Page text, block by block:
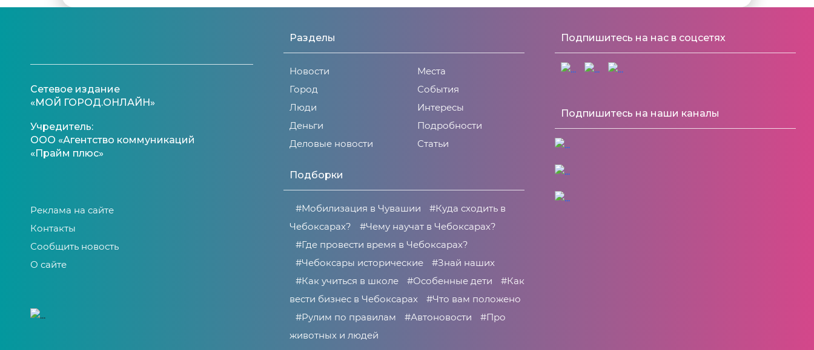
Сетевое издание
«МОЙ ГОРОД.ОНЛАЙН»
Учредитель:
ООО «Агентство коммуникаций
«Прайм плюс»
Реклама на сайте
Контакты
Сообщить новость
О сайте
Разделы
Новости
Город
Люди
Деньги
Деловые новости
Места
События
Интересы
Подробности
Статьи
Подборки
#Мобилизация в Чувашии
#Куда сходить в
Чебоксарах?
#Чему научат в Чебоксарах?
#Где провести время в Чебоксарах?
#Чебоксары исторические
#Знай наших
#Как учиться в школе
#Особенные дети
#Как
вести бизнес в Чебоксарах
#Что вам положено
#Рулим по правилам
#Автоновости
#Про
животных и людей
Подпишитесь на нас в соцсетях
Подпишитесь на наши каналы